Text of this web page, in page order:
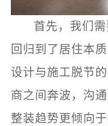
首先，我们
回归到了居住本
设计与施工脱节
商之间奔波，沟
整装趋势更倾向